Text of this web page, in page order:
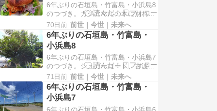
すことが出来る。駐車場に車を停
め、登り口に行くと「小浜節」の歌
碑があった。私は三線…
6年ぶりの石垣島・竹富島・小浜島8
のつづき。ガジュマルの木に別れを
告げ、お昼ご飯を食べるために集落
に戻りお店を探すも、どこも休業中
だったり、沖縄そばしかない店が殆
どで、正直食べたいものが見つから
ない…といった感じだった。それで
もめげずに自転車を走らせていると
「Cafe」と書かれた…
70日前 前世｜今世｜未来へ
6年ぶりの石垣島・竹富島・
小浜島8
6年ぶりの石垣島・竹富島・小浜島7
のつづき。シュガーロード、古波蔵
邸を後にし、島の西端にある細崎
（くばざき）海岸を目指した。岬の
先にはヨナラ水道と呼ばれる海域が
あり、マンタが回遊することから、
71日前 前世｜今世｜未来へ
6年ぶりの石垣島・竹富島・
小浜島7
6年ぶりの石垣島・竹富島・小浜島6